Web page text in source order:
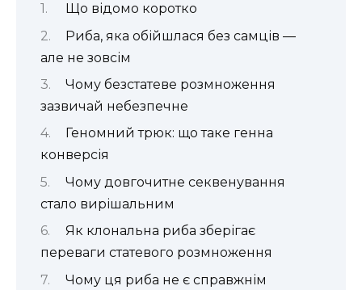
Що відомо коротко
Риба, яка обійшлася без самців —
але не зовсім
Чому безстатеве розмноження
зазвичай небезпечне
Геномний трюк: що таке генна
конверсія
Чому довгочитне секвенування
стало вирішальним
Як клональна риба зберігає
переваги статевого розмноження
Чому ця риба не є справжнім